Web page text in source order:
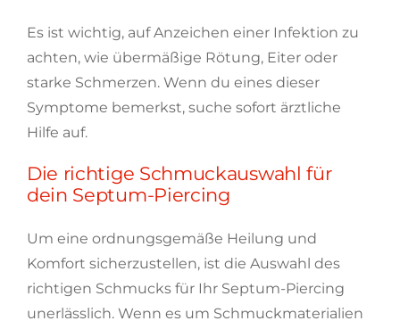
Es ist wichtig, auf Anzeichen einer Infektion zu
achten, wie übermäßige Rötung, Eiter oder
starke Schmerzen. Wenn du eines dieser
Symptome bemerkst, suche sofort ärztliche
Hilfe auf.
Die richtige Schmuckauswahl für
dein Septum-Piercing
Um eine ordnungsgemäße Heilung und
Komfort sicherzustellen, ist die Auswahl des
richtigen Schmucks für Ihr Septum-Piercing
unerlässlich. Wenn es um Schmuckmaterialien